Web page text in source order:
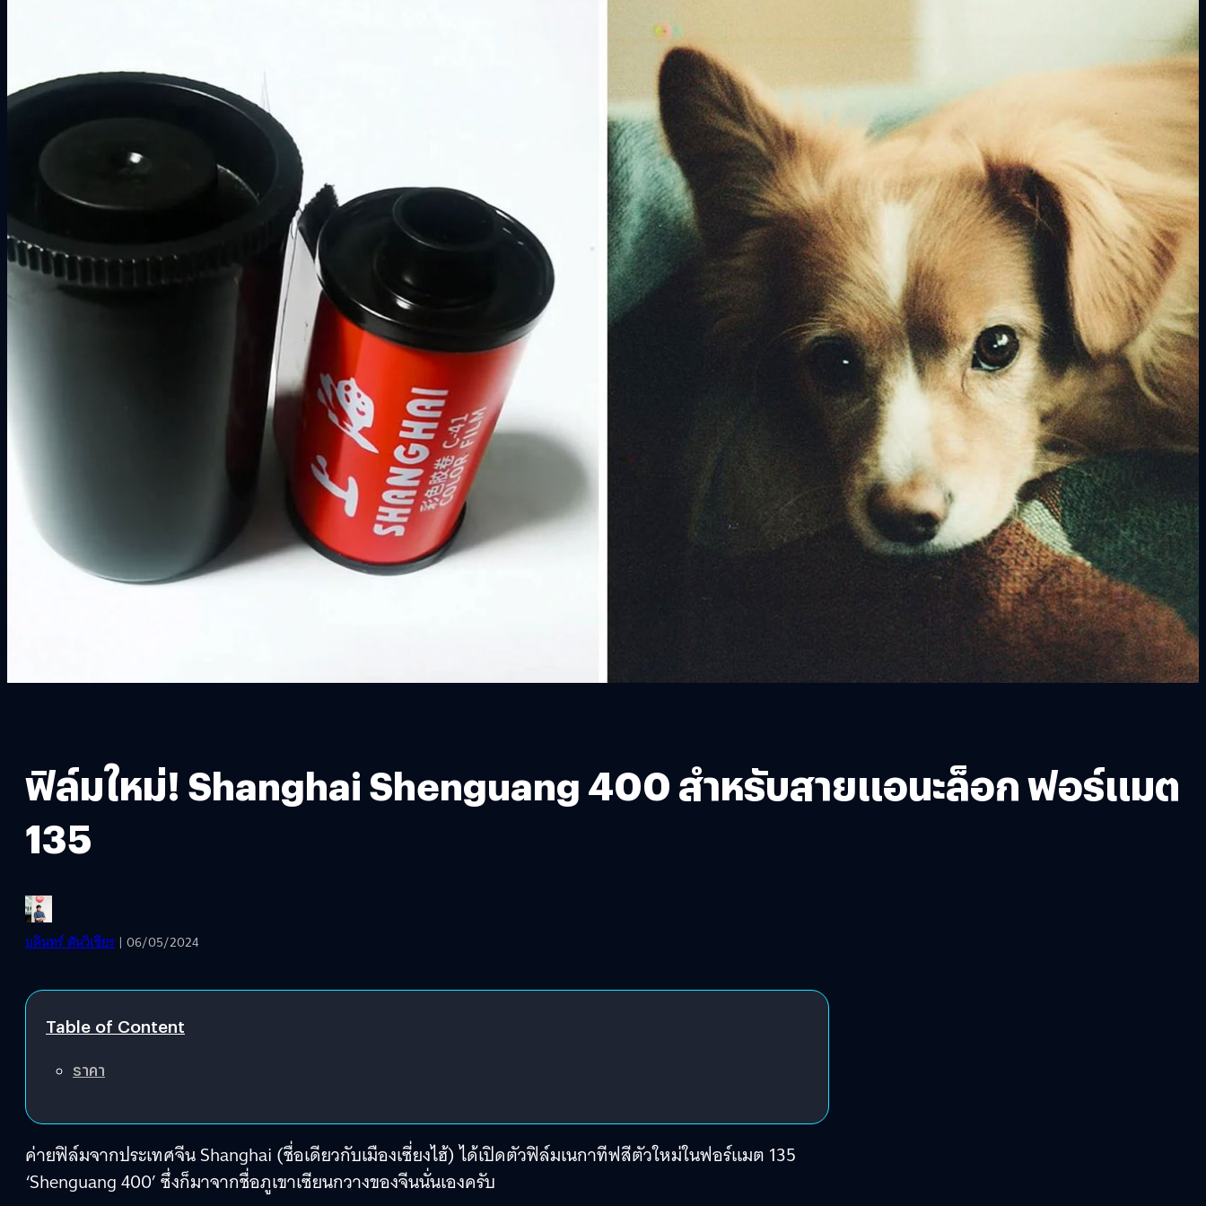
ฟิล์มใหม่! Shanghai Shenguang 400 สำหรับสายแอนะล็อก ฟอร์แมต
135
บดินทร์ ตันวิเชียร | 06/05/2024
Table of Content
ราคา
ค่ายฟิล์มจากประเทศจีน Shanghai (ชื่อเดียวกับเมืองเซี่ยงไฮ้) ได้เปิดตัวฟิล์มเนกาทีฟสีตัวใหม่ในฟอร์แมต 135
‘Shenguang 400’ ซึ่งก็มาจากชื่อภูเขาเซียนกวางของจีนนั่นเองครับ